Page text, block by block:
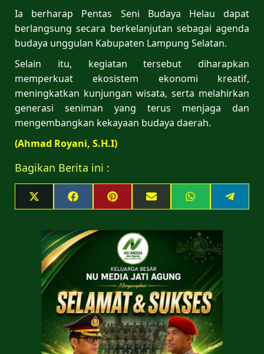
Ia berharap Pentas Seni Budaya Helau dapat
berlangsung secara berkelanjutan sebagai agenda
budaya unggulan Kabupaten Lampung Selatan.
Selain itu, kegiatan tersebut diharapkan
memperkuat ekosistem ekonomi kreatif,
meningkatkan kunjungan wisata, serta melahirkan
generasi seniman yang terus menjaga dan
mengembangkan kekayaan budaya daerah.
(Ahmad Royani, S.H.I)
Bagikan Berita ini :